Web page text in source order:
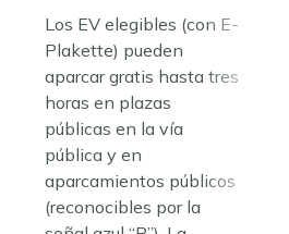
Los EV elegibles (con E-
Plakette) pueden
aparcar gratis hasta tres
horas en plazas
públicas en la vía
pública y en
aparcamientos públicos
(reconocibles por la